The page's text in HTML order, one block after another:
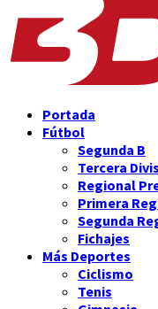
Portada
Fútbol
Segunda B
Tercera
Regional
Primera
Segunda
Fichajes
Más Deportes
Ciclismo
Tenis